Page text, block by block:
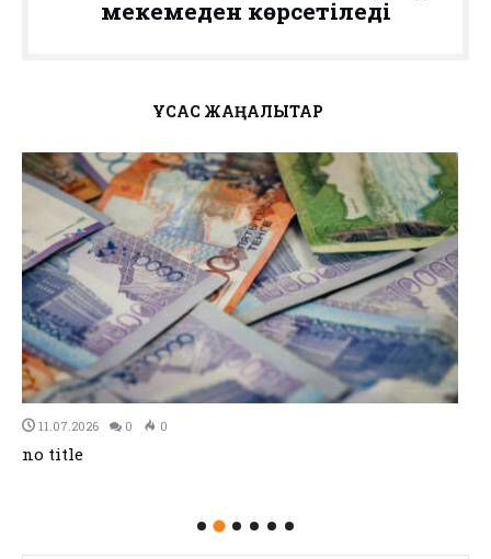
мекемеден көрсетіледі
ҰҚСАС ЖАҢАЛЫҚТАР
11.07.2026 0 0
no title